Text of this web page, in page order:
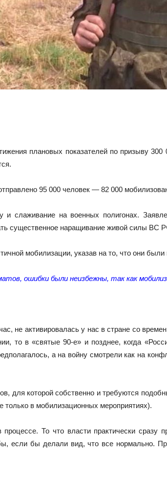
плановых показателей по призыву
95 000 человек — 82 000
и слаживание на военных полигонах.
существенное наращивание живой силы ВС
мобилизации, указав на то, что они
ошибки были неизбежны, так как
не активировалась у нас в стране со
то в «святые 90-е» и позднее, когда
а на войну смотрели как на
для которой собственно и требуются
в мобилизационных мероприятиях).
То что власти практически сразу
если бы делали вид, что все нормально.